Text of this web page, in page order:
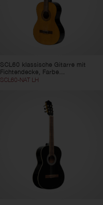
SCL60 klassische Gitarre mit
Fichtendecke, Farbe...
SCL60-NAT LH